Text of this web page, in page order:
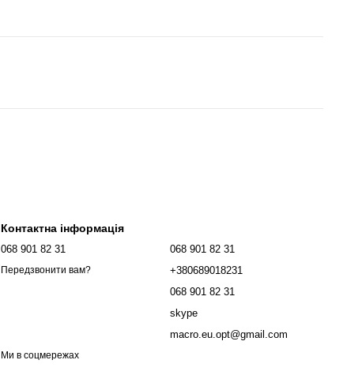
Контактна інформація
068 901 82 31
Передзвонити вам?
068 901 82 31
+380689018231
068 901 82 31
skype
macro.eu.opt@gmail.com
Ми в соцмережах